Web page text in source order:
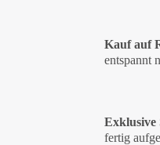
Kauf auf
entspannt
Exklusive
fertig